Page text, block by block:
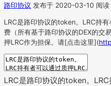
路印协议 发布于 2020-03-10 阅
LRC是路印协议的token。LRC持
费（所有基于路印协议的DEX的交
押LRC作为担保。请[点击这里](
LRC是路印协议的token。